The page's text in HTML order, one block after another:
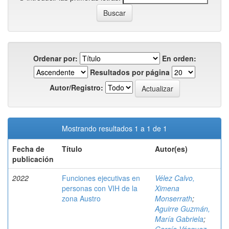
Ordenar por:
En orden:
Resultados por página
Autor/Registro:
Mostrando resultados 1 a 1 de 1
Fecha de
publicación
Título Autor(es)
2022
Funciones ejecutivas en
personas con VIH de la
zona Austro
Vélez Calvo,
Ximena
Monserrath;
Aguirre Guzmán,
María Gabriela;